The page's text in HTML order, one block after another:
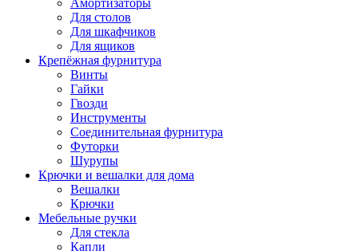
Амортизаторы
Для столов
Для шкафчиков
Для ящиков
Крепёжная фурнитура
Винты
Гайки
Гвозди
Инструменты
Соединительная фурнитура
Футорки
Шурупы
Крючки и вешалки для дома
Вешалки
Крючки
Мебельные ручки
Для стекла
Капли